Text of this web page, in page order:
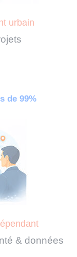
urbain
de 99%
& données